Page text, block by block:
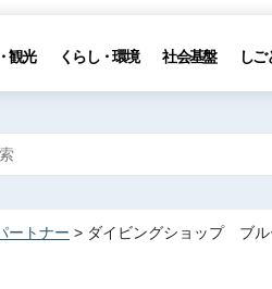
観光 くらし・環境 社会基盤 しご
ートナー > ダイビングショップ ブ